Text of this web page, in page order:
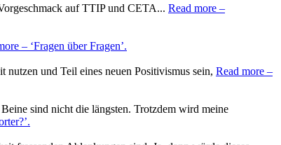
auf TTIP und CETA... Read more –
– ‘Fragen über Fragen’.
und Teil eines neuen Positivismus sein, Read more –
sind nicht die längsten. Trotzdem wird meine
.